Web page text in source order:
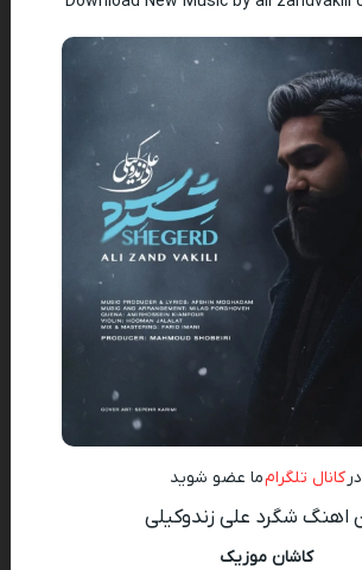
در کانال تلگرامما عضو شوید
اهنگ شگرد علی زندوکیلی
کاشان موزیک